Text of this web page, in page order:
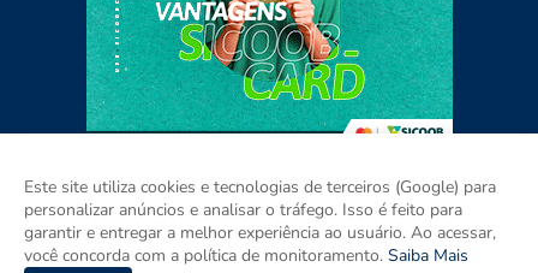
Home Sobre Contato Mídia Kit
Este site utiliza cookies e tecnologias de terceiros (Google) para
personalizar anúncios e analisar o tráfego. Isso é feito para
garantir e entregar a melhor experiência ao usuário. Ao acessar,
você concorda com a política de monitoramento. Saiba Mais